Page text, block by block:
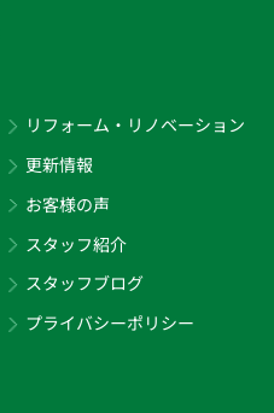
リフォーム・リノベーション
更新情報
お客様の声
スタッフ紹介
スタッフブログ
プライバシーポリシー